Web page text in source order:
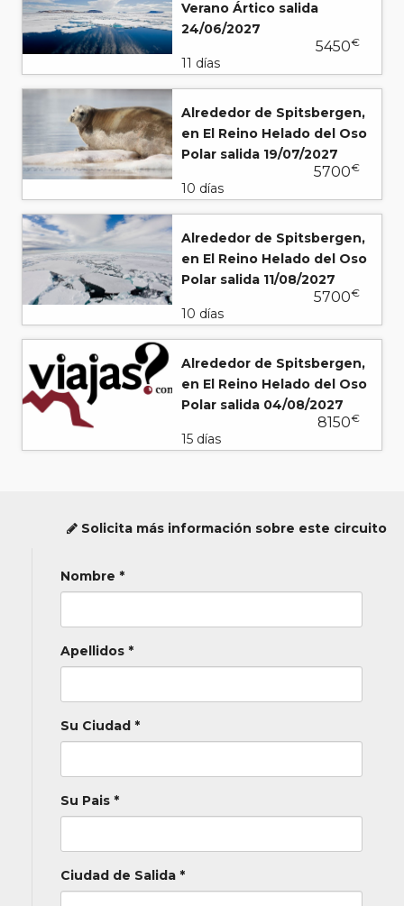
Verano Ártico salida
24/06/2027
11 días
5450€
Alrededor de Spitsbergen,
en El Reino Helado del Oso
Polar salida 19/07/2027
10 días
5700€
Alrededor de Spitsbergen,
en El Reino Helado del Oso
Polar salida 11/08/2027
10 días
5700€
Alrededor de Spitsbergen,
en El Reino Helado del Oso
Polar salida 04/08/2027
15 días
8150€
Solicita más información sobre este circuito
Nombre *
Apellidos *
Su Ciudad *
Su Pais *
Ciudad de Salida *